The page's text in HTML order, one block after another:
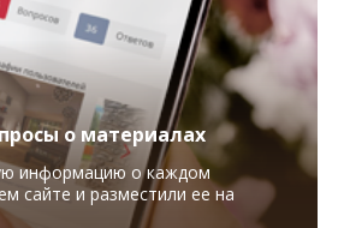
о материалах
информацию о каждом
сайте и разместили ее на